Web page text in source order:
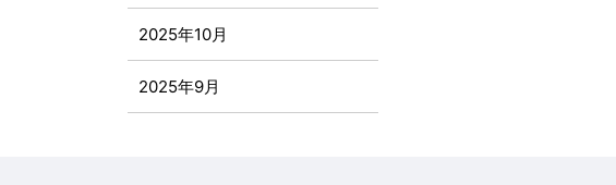
2025年10月
2025年9月